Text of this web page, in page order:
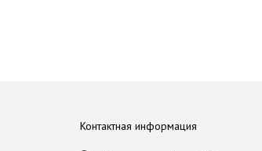
Контактная информация